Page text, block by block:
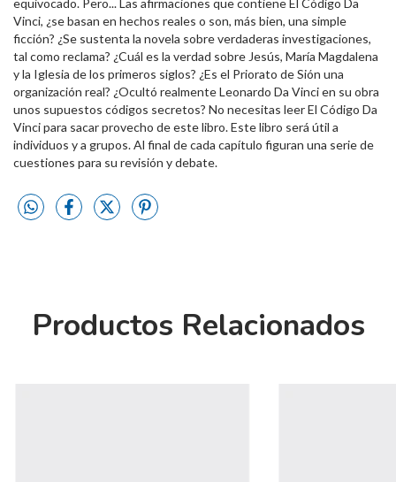
Vinci, ¿se basan en hechos reales o son, más bien, una simple
ficción? ¿Se sustenta la novela sobre verdaderas investigaciones,
tal como reclama? ¿Cuál es la verdad sobre Jesús, María Magdalena
y la Iglesia de los primeros siglos? ¿Es el Priorato de Sión una
organización real? ¿Ocultó realmente Leonardo Da Vinci en su obra
unos supuestos códigos secretos? No necesitas leer El Código Da
Vinci para sacar provecho de este libro. Este libro será útil a
individuos y a grupos. Al final de cada capítulo figuran una serie de
cuestiones para su revisión y debate.
Productos Relacionados